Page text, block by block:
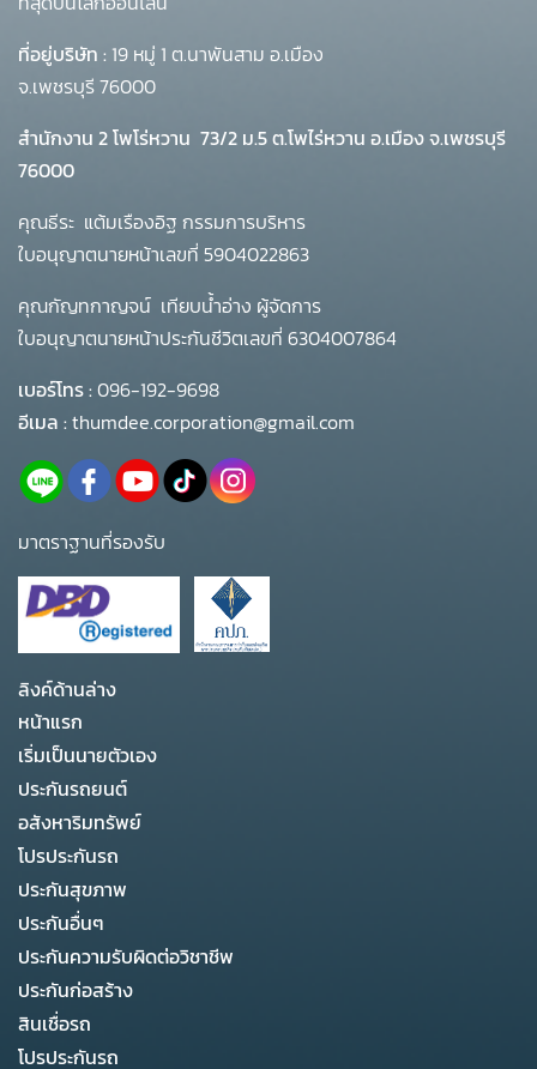
ที่อยู่บริษัท : 19 หมู่ 1 ต.นาพันสาม อ.เมือง
จ.เพชรบุรี 76000
สำนักงาน 2 โพโร่หวาน 73/2 ม.5 ต.โพไร่หวาน อ.เมือง จ.เพชรบุรี
76000
คุณธีระ แต้มเรืองอิฐ กรรมการบริหาร
ใบอนุญาตนายหน้าเลขที่ 5904022863
คุณกัญทกาญจน์ เทียบน้ำอ่าง ผู้จัดการ
ใบอนุญาตนายหน้าประกันชีวิตเลขที่ 6304007864
เบอร์โทร :096-192-9698
อีเมล :thumdee.corporation@gmail.com
มาตราฐานที่รองรับ
ลิงค์ด้านล่าง
หน้าแรก
เริ่มเป็นนายตัวเอง
ประกันรถยนต์
อสังหาริมทรัพย์
โปรประกันรถ
ประกันสุขภาพ
ประกันอื่นๆ
ประกันความรับผิดต่อวิชาชีพ
ประกันก่อสร้าง
สินเชื่อรถ
โปรประกันรถ